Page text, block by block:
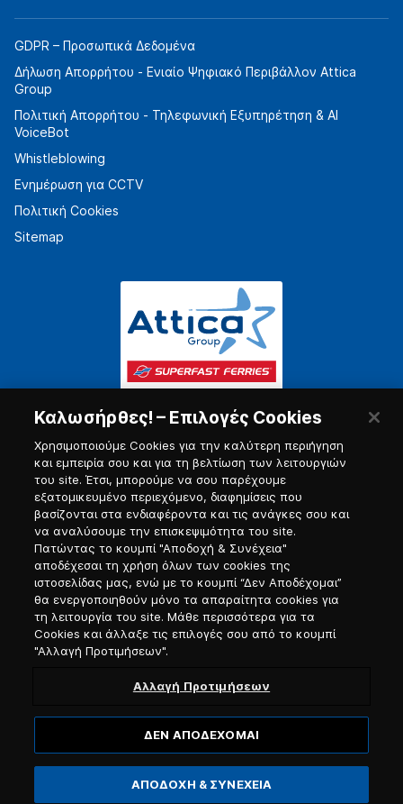
GDPR – Προσωπικά Δεδομένα
Δήλωση Απορρήτου - Ενιαίο Ψηφιακό Περιβάλλον Attica
Group
Πολιτική Απορρήτου - Τηλεφωνική Εξυπηρέτηση & AI
VoiceBot
Whistleblowing
Ενημέρωση για CCTV
Πολιτική Cookies
Sitemap
Πύλη Ναυτικού
© 2026, Blue Star Ferries / Αριθμός Γ.Ε.ΜΗ. 121913501000
Website designed & developed by
Καλωσήρθες! – Επιλογές Cookies
Χρησιμοποιούμε Cookies για την καλύτερη περιήγηση
και εμπειρία σου και για τη βελτίωση των λειτουργιών
του site. Έτσι, μπορούμε να σου παρέχουμε
εξατομικευμένο περιεχόμενο, διαφημίσεις που
βασίζονται στα ενδιαφέροντα και τις ανάγκες σου και
να αναλύσουμε την επισκεψιμότητα του site.
Πατώντας το κουμπί "Αποδοχή & Συνέχεια"
αποδέχεσαι τη χρήση όλων των cookies της
ιστοσελίδας μας, ενώ με το κουμπί “Δεν Αποδέχομαι”
θα ενεργοποιηθούν μόνο τα απαραίτητα cookies για
τη λειτουργία του site. Μάθε περισσότερα για τα
Cookies και άλλαξε τις επιλογές σου από το κουμπί
"Αλλαγή Προτιμήσεων".
Αλλαγή Προτιμήσεων
ΔΕΝ ΑΠΟΔΕΧΟΜΑΙ
ΑΠΟΔΟΧΗ & ΣΥΝΕΧΕΙΑ